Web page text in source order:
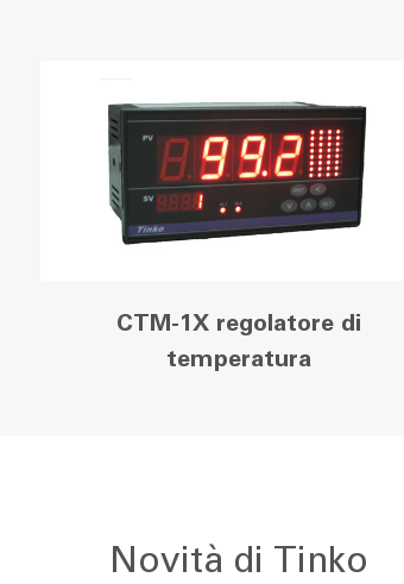
CTM-1X regolatore di
temperatura
Novità di Tinko